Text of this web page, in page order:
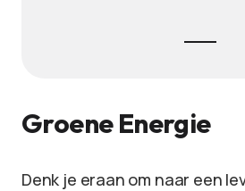
Groene Energie
Denk je eraan om naar een